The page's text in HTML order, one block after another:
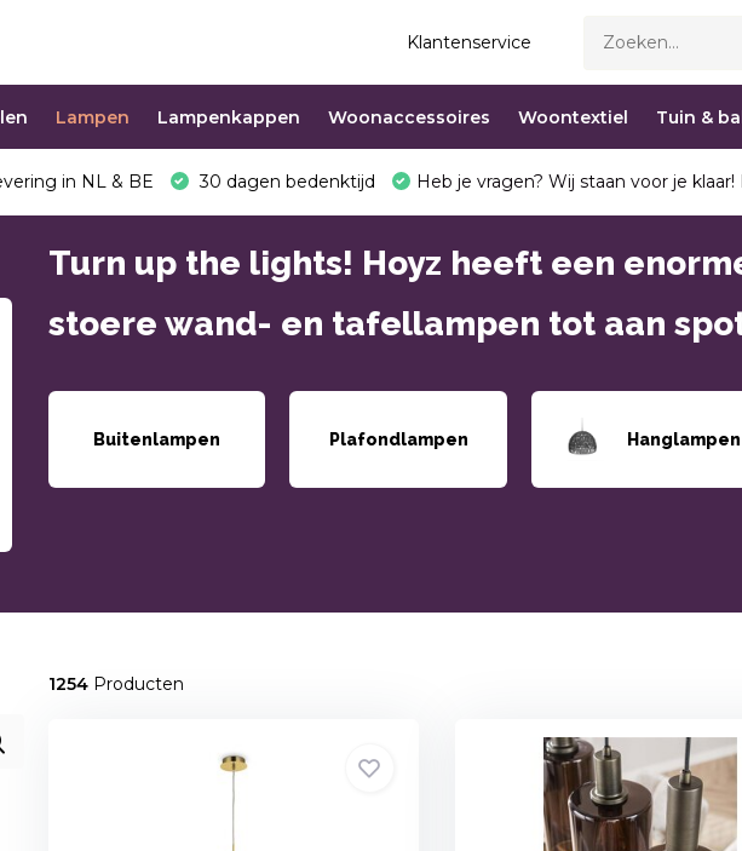
Klantenservice
Lampen Lampenkappen Woonaccessoires Woontextiel Tuin &
in NL & BE 30 dagen bedenktijd Heb je vragen? Wij staan voor je klaar!
Turn up the lights! Hoyz heeft een
stoere wand- en tafellampen tot aan
Buitenlampen Plafondlampen Hanglampen
1254Producten